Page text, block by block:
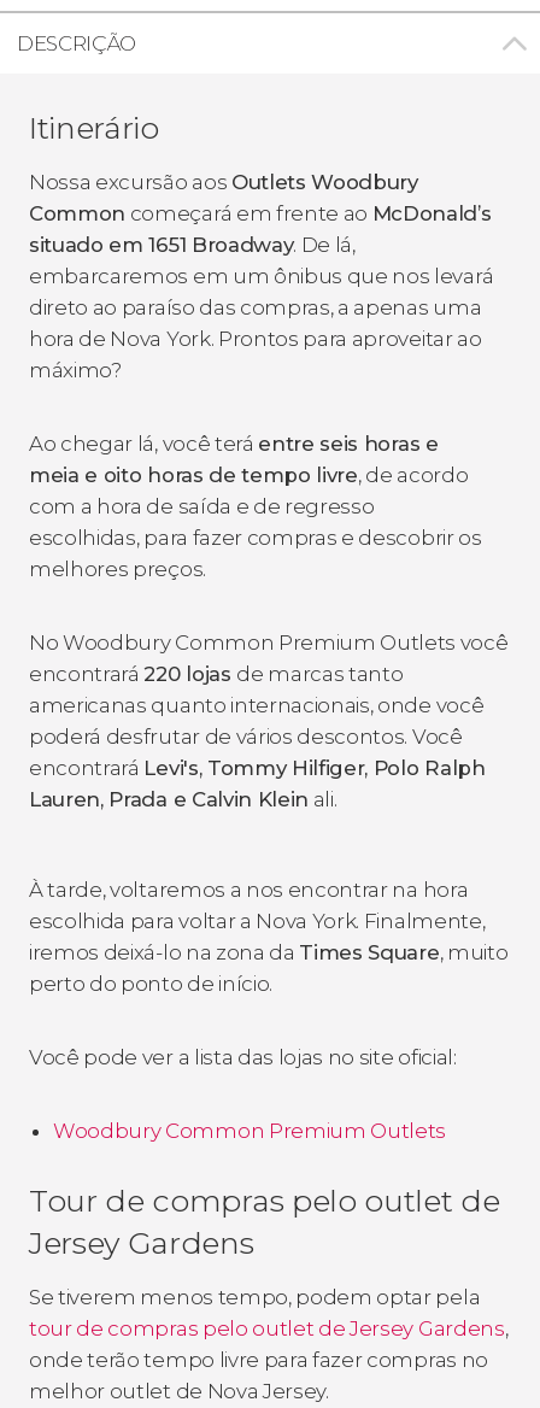
DESCRIÇÃO
Itinerário
Nossa excursão aos Outlets Woodbury
Common começará em frente ao McDonald’s
situado em 1651 Broadway. De lá,
embarcaremos em um ônibus que nos levará
direto ao paraíso das compras, a apenas uma
hora de Nova York. Prontos para aproveitar ao
máximo?
Ao chegar lá, você terá entre seis horas e
meia e oito horas de tempo livre, de acordo
com a hora de saída e de regresso
escolhidas, para fazer compras e descobrir os
melhores preços.
No Woodbury Common Premium Outlets você
encontrará220 lojas de marcas tanto
americanas quanto internacionais, onde você
poderá desfrutar de vários descontos. Você
encontrará Levi's, Tommy Hilfiger, Polo Ralph
Lauren, Prada e Calvin Klein ali.
À tarde, voltaremos a nos encontrar na hora
escolhida para voltar a Nova York. Finalmente,
iremos deixá-lo na zona da Times Square, muito
perto do ponto de início.
Você pode ver a lista das lojas no site oficial:
Woodbury Common Premium Outlets
Tour de compras pelo outlet de
Jersey Gardens
Se tiverem menos tempo, podem optar pela
tour de compras pelo outlet de Jersey Gardens,
onde terão tempo livre para fazer compras no
melhor outlet de Nova Jersey.